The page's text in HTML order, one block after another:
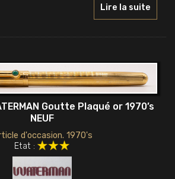
Lire la suite
Goutte Plaqué or 1970’s
NEUF
d'occasion. 1970's
Etat :